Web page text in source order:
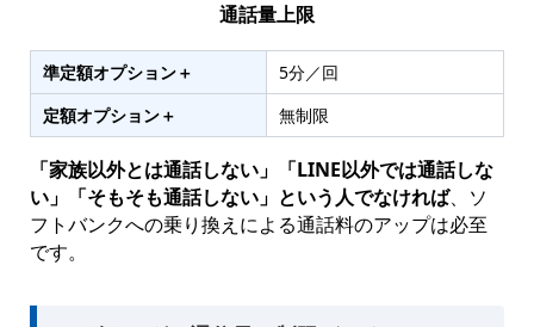
通話量上限
準定額オプション＋
5分／回
定額オプション＋
無制限
「家族以外とは通話しない」「LINE以外では通話しな
い」「そもそも通話しない」という人でなければ、ソ
フトバンクへの乗り換えによる通話料のアップは必至
です。